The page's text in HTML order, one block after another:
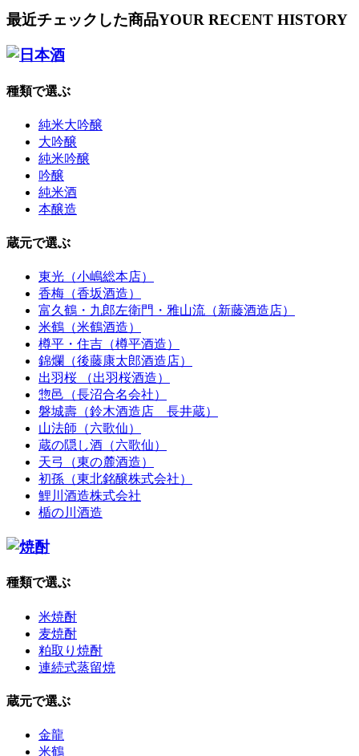
最近チェックした商品YOUR RECENT HISTORY
種類で選ぶ
純米大吟醸
大吟醸
純米吟醸
吟醸
純米酒
本醸造
蔵元で選ぶ
東光（小嶋総本店）
香梅（香坂酒造）
富久鶴・九郎左衛門・雅山流（新藤酒造店）
米鶴（米鶴酒造）
樽平・住吉（樽平酒造）
錦爛（後藤康太郎酒造店）
出羽桜 （出羽桜酒造）
惣邑（長沼合名会社）
磐城壽（鈴木酒造店 長井蔵）
山法師（六歌仙）
蔵の隠し酒（六歌仙）
天弓（東の麓酒造）
初孫（東北銘醸株式会社）
鯉川酒造株式会社
楯の川酒造
種類で選ぶ
米焼酎
麦焼酎
粕取り焼酎
連続式蒸留焼
蔵元で選ぶ
金龍
米鶴